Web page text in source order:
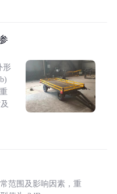
形
范围及影响因素，重